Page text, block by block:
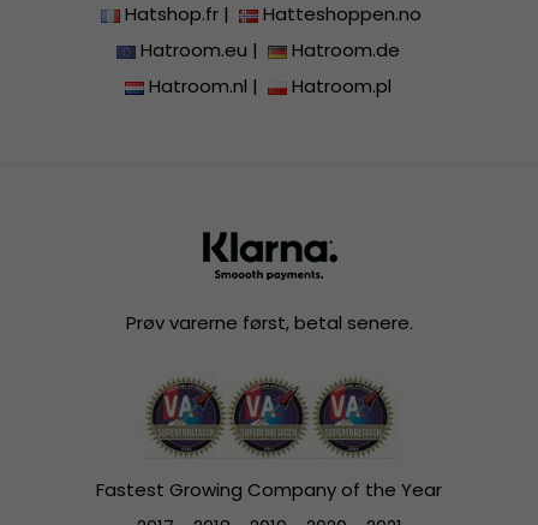
Hatshop.fr|
Hatteshoppen.no
Hatroom.eu |
Hatroom.de
Hatroom.nl | Hatroom.pl
Prøv varerne først, betal senere.
Fastest Growing Company of the Year